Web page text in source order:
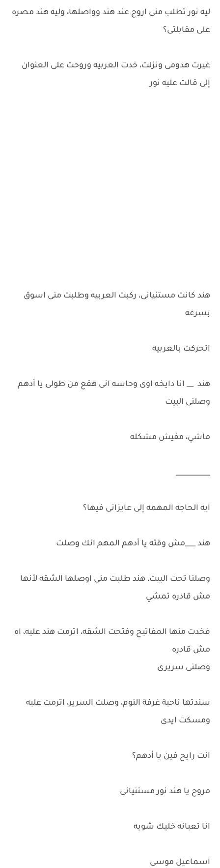
ليه نور تطلب منى اروح عند هند وواصلها، وليه هند مصره
على مقابلتى؟
غيرت هدومى ونزلت، خدت العربيه وروحت على العنوان
إلى قالت عليه نور
هند كانت مستنيانى، ركبت العربيه وطلبت منى اسوق
بسرعه
اتحركت بالعربيه
هند __ انا دايخه اوى وحاسه انى هقع من طولى يا أدهم
وصلنى البيت
ماشي، مفيش مشكله
__________
ايه الحاجه المهمه إلى عايزانى فيها؟
هند ___مش وقته يا أدهم المهم انك وصلت
وصلنا تحت البيت، هند طلبت منى اوصلها الشقه لأنها
مش قادره تمشي
فخدت منها المفاتيح وفتحت الشقه، اترمت هند عليه، اه
مش قادره
وصلنى سريرى
سندتها ناحية غرفة النوم، وصلت السرير، اترمت عليه
ومسكت ايدى
انت رايح فين يا أدهم؟
مروح يا هند نور مستنيانى
انا تعبانه خليك شويه
اسماعيل موسى